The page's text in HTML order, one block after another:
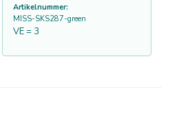
Artikelnummer:
MISS-SKS287-green
VE = 3